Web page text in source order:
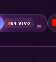
EN VIVO